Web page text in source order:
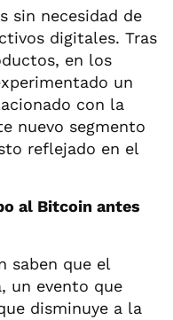
sin necesidad de
digitales. Tras
en los
un
con la
nuevo segmento
reflejado en el
al Bitcoin antes
saben que el
un evento que
disminuye a la